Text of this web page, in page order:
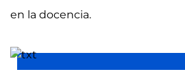
en la docencia.